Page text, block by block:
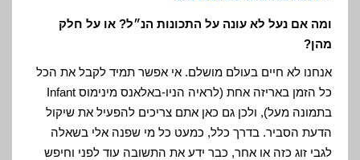
ומה אם נעל לא עונה על התכונות הנ״ל? או על חלק
מהן?
אנחנו לא חיים בעולם מושלם. אי אפשר תמיד לקבל את הכל
כל הזמן באריזה אחת (לראיה הניו-באלאנס מינימוס Infant
בתמונה מעל), ולכן גם כאן אתם צריכים להפעיל את שיקול
הדעת הסביר. בדרך כלל, כמעט כל מי שפנה אלי בשאלה
לגבי זוג כזה או אחר, כבר ידע את התשובה עוד לפני וחיפש